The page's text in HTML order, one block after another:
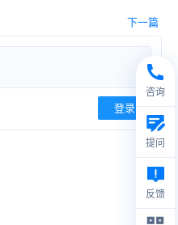
下一篇
登录
咨询
提问
反馈